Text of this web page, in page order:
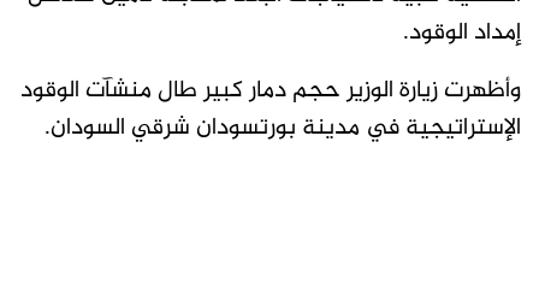
إمداد الوقود.
وأظهرت زيارة الوزير حجم دمار كبير طال منشآت الوقود
الإستراتيجية في مدينة بورتسودان شرقي السودان.